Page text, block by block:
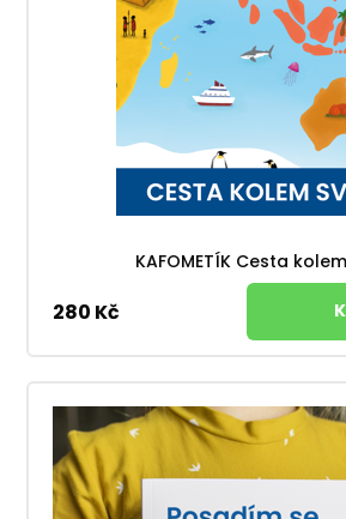
KAFOMETÍK Cesta
280 Kč